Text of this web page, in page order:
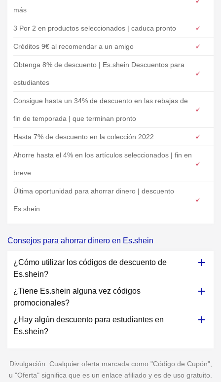
más
3 Por 2 en productos seleccionados | caduca pronto
Créditos 9€ al recomendar a un amigo
Obtenga 8% de descuento | Es.shein Descuentos para
estudiantes
Consigue hasta un 34% de descuento en las rebajas de
fin de temporada | que terminan pronto
Hasta 7% de descuento en la colección 2022
Ahorre hasta el 4% en los artículos seleccionados | fin en
breve
Última oportunidad para ahorrar dinero | descuento
Es.shein
Consejos para ahorrar dinero en Es.shein
¿Cómo utilizar los códigos de descuento de
Es.shein?
¿Tiene Es.shein alguna vez códigos
promocionales?
¿Hay algún descuento para estudiantes en
Es.shein?
Divulgación: Cualquier oferta marcada como "Código de Cupón",
u "Oferta" significa que es un enlace afiliado y es de uso gratuito.